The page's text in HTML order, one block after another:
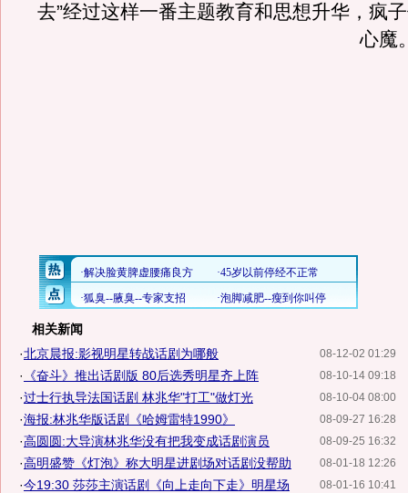
去”经过这样一番主题教育和思想升华，疯
心魔
相关新闻
08-12-02 01:29
·北京晨报:影视明星转战话剧为哪般
08-10-14 09:18
· 《奋斗》推出话剧版 80后选秀明星齐上阵
08-10-04 08:00
·过士行执导法国话剧 林兆华"打工"做灯光
08-09-27 16:28
·海报:林兆华版话剧《哈姆雷特1990》
08-09-25 16:32
·高圆圆:大导演林兆华没有把我变成话剧演员
08-01-18 12:26
·高明盛赞《灯泡》称大明星进剧场对话剧没帮助
08-01-16 10:41
·今19:30 莎莎主演话剧《向上走向下走》明星场